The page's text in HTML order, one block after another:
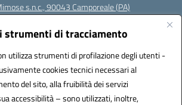
strumenti di tracciamento
utilizza strumenti di profilazione degli utenti -
cookies tecnici necessari al
del sito, alla fruibilità dei servizi
accessibilità – sono utilizzati, inoltre,
s.n.c., 90043 Camporeale (PA)
PAIC840008
(CUF): UFHJ80